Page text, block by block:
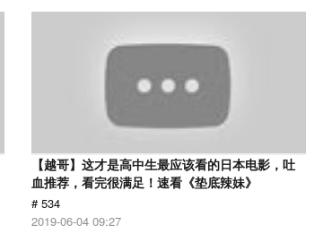
【越哥】这才是高中生最应该看的日本电影，吐
血推荐，看完很满足！速看《垫底辣妹》
# 534
2019-06-04 09:27